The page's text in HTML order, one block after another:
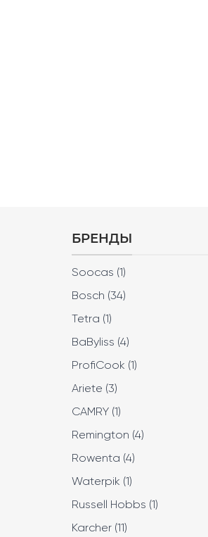
БРЕНДЫ
Soocas (1)
Bosch (34)
Tetra (1)
BaByliss (4)
ProfiCook (1)
Ariete (3)
CAMRY (1)
Remington (4)
Rowenta (4)
Waterpik (1)
Russell Hobbs (1)
Karcher (11)